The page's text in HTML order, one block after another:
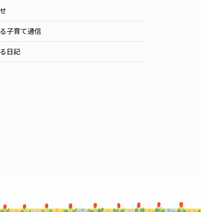
子育て通信
日記